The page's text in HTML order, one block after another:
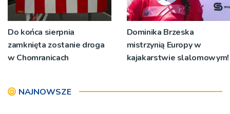
Do końca sierpnia
zamknięta zostanie droga
w Chomranicach
Dominika Brzeska
mistrzynią Europy w
kajakarstwie slalomowym!
NAJNOWSZE